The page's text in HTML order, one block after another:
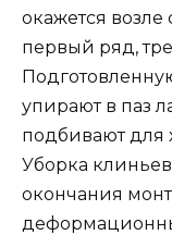
окажется
первый ряд,
упирают в паз
подбивают
Уборка
окончания